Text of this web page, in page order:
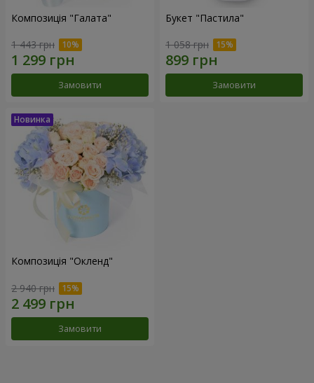
Композиція "Галата"
1 443 грн
Замовити
Букет "Пастила"
1 058 грн
Замовити
Композиція "Окленд"
2 940 грн
Замовити